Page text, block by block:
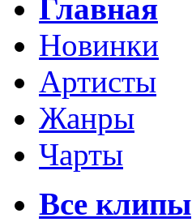
Главная
Новинки
Артисты
Жанры
Чарты
Все клипы